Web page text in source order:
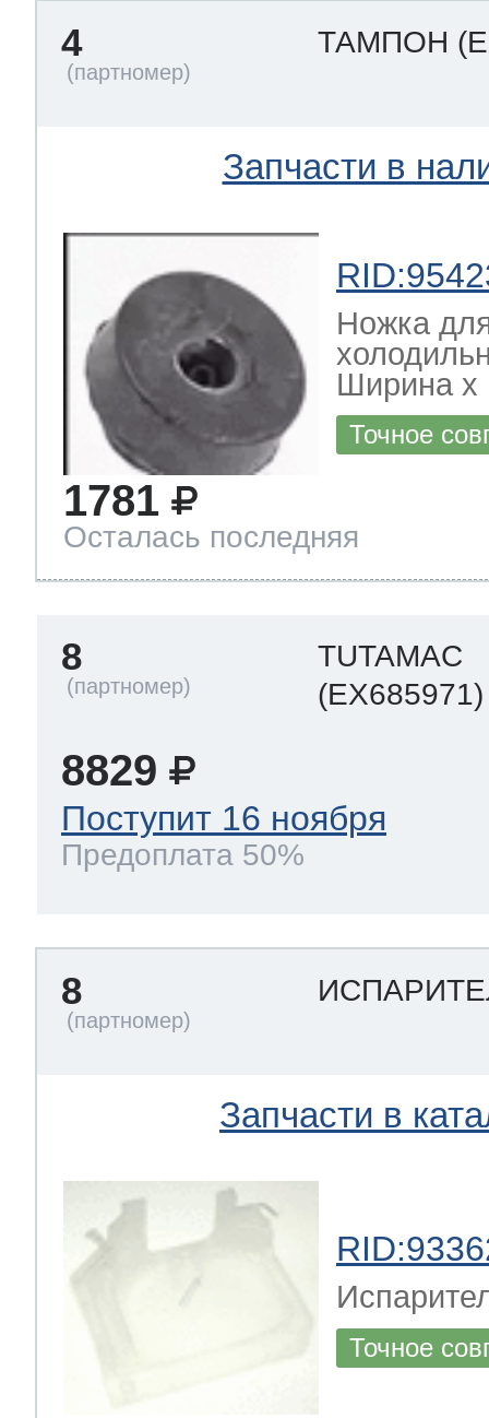
4 ТАМПОН
Запчасти в
Ножка
Ширина х
Точное
1781
Осталась последняя
8
TUTAMAC
(EX685971)
8829
Поступит 16 ноября
Предоплата 50%
8
Запчасти в
Точное